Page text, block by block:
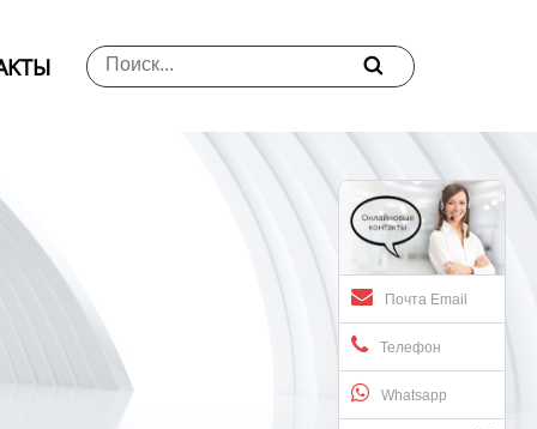

Почта Email
Телефон
Whatsapp